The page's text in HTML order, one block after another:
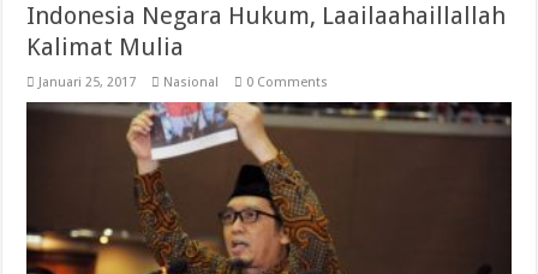
Indonesia Negara Hukum, Laailaahaillallah
Kalimat Mulia
Januari 25, 2017 Nasional 0 Comments